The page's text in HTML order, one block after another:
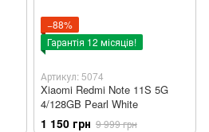
−88%
Гарантія 12 місяців!
Артикул: 5074
Xiaomi Redmi Note 11S 5G
4/128GB Pearl White
1 150 грн 9 999 грн